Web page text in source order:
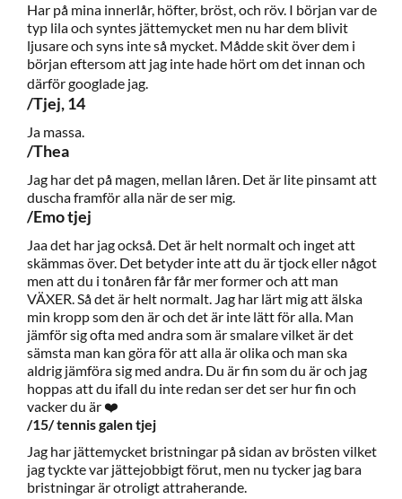
Har på mina innerlår, höfter, bröst, och röv. I början var de
typ lila och syntes jättemycket men nu har dem blivit
ljusare och syns inte så mycket. Mådde skit över dem i
början eftersom att jag inte hade hört om det innan och
därför googlade jag.
/Tjej, 14
Ja massa.
/Thea
Jag har det på magen, mellan låren. Det är lite pinsamt att
duscha framför alla när de ser mig.
/Emo tjej
Jaa det har jag också. Det är helt normalt och inget att
skämmas över. Det betyder inte att du är tjock eller något
men att du i tonåren får får mer former och att man
VÄXER. Så det är helt normalt. Jag har lärt mig att älska
min kropp som den är och det är inte lätt för alla. Man
jämför sig ofta med andra som är smalare vilket är det
sämsta man kan göra för att alla är olika och man ska
aldrig jämföra sig med andra. Du är fin som du är och jag
hoppas att du ifall du inte redan ser det ser hur fin och
vacker du är ❤️
/15/ tennis galen tjej
Jag har jättemycket bristningar på sidan av brösten vilket
jag tyckte var jättejobbigt förut, men nu tycker jag bara
bristningar är otroligt attraherande.